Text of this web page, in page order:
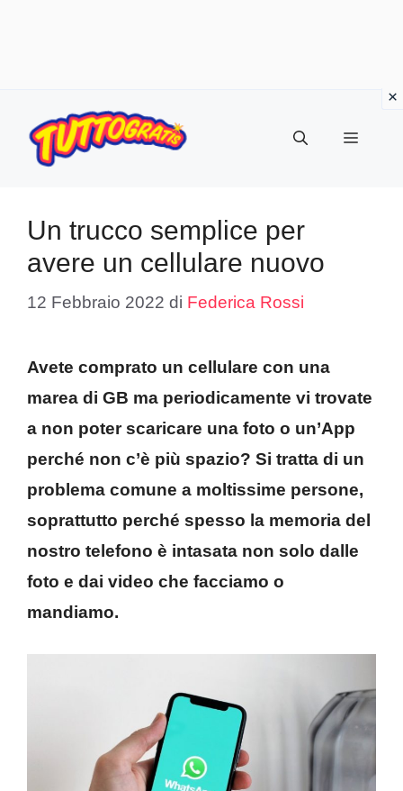
contenuto
Menu
Un trucco semplice per
avere un cellulare nuovo
12 Febbraio 2022 di Federica Rossi
Avete comprato un cellulare con una
marea di GB ma periodicamente vi trovate
a non poter scaricare una foto o un’App
perché non c’è più spazio? Si tratta di un
problema comune a moltissime persone,
soprattutto perché spesso la memoria del
nostro telefono è intasata non solo dalle
foto e dai video che facciamo o
mandiamo.